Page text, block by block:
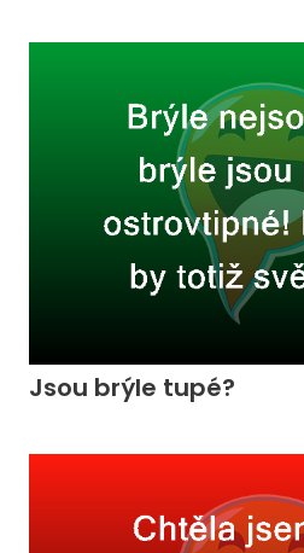
Jsou brýle tupé?